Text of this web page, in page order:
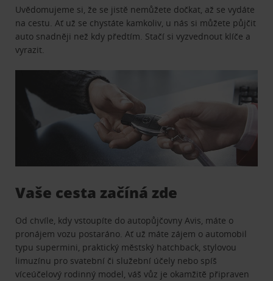
Uvědomujeme si, že se jistě nemůžete dočkat, až se vydáte
na cestu. Ať už se chystáte kamkoliv, u nás si můžete půjčit
auto snadněji než kdy předtím. Stačí si vyzvednout klíče a
vyrazit.
Vaše cesta začíná zde
Od chvíle, kdy vstoupíte do autopůjčovny Avis, máte o
pronájem vozu postaráno. Ať už máte zájem o automobil
typu supermini, praktický městský hatchback, stylovou
limuzínu pro svatební či služební účely nebo spíš
víceúčelový rodinný model, váš vůz je okamžitě připraven